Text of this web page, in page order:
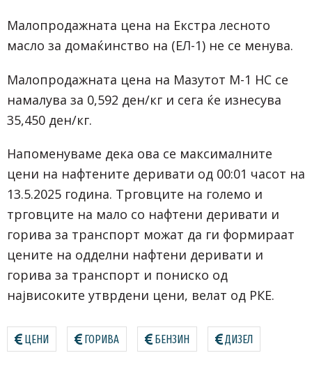
Малопродажната цена на Екстра лесното
масло за домаќинство на (ЕЛ-1) не се менува.
Малопродажната цена на Мазутот М-1 НС се
намалува за 0,592 ден/кг и сега ќе изнесува
35,450 ден/кг.
Напоменуваме дека ова се максималните
цени на нафтените деривати од 00:01 часот на
13.5.2025 година. Трговците на големо и
трговците на мало со нафтени деривати и
горива за транспорт можат да ги формираат
цените на одделни нафтени деривати и
горива за транспорт и пониско од
највисоките утврдени цени, велат од РКЕ.
ЦЕНИ ГОРИВА БЕНЗИН ДИЗЕЛ